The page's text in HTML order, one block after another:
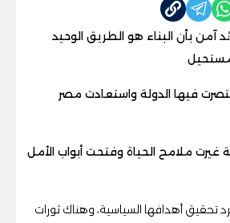
آمن بأن البناء هو الطريق الوحيد
فيها الدولة واستعادت مصر
غيرت ملامح الحياة وفتحت أبواب الأمل
تحقيق أهدافها السياسية، وهناك ثورات